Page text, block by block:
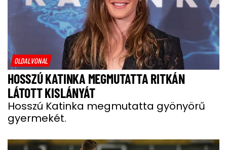
OLDALVONAL
HOSSZÚ KATINKA MEGMUTATTA RITKÁN
LÁTOTT KISLÁNYÁT
Hosszú Katinka megmutatta gyönyörű
gyermekét.